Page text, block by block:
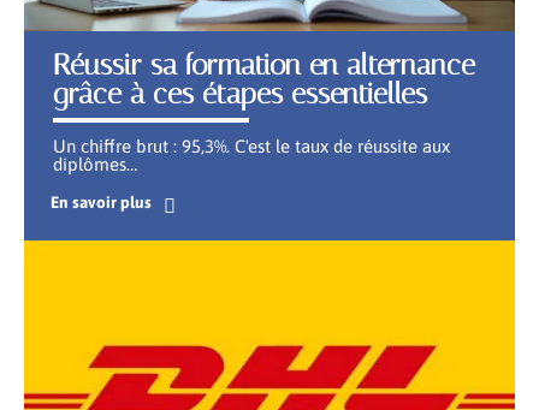
Réussir sa formation en alternance
grâce à ces étapes essentielles
Un chiffre brut : 95,3%. C'est le taux de réussite aux
diplômes…
En savoir plus